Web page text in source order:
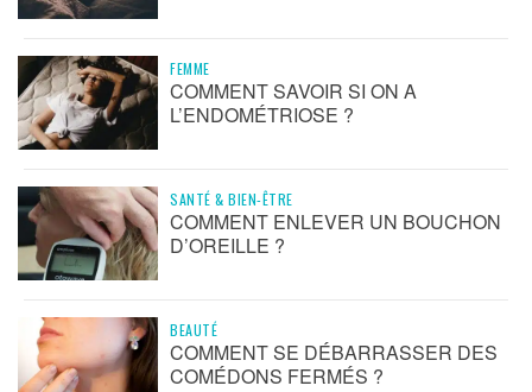
FEMME
COMMENT SAVOIR SI ON A
L’ENDOMÉTRIOSE ?
SANTÉ & BIEN-ÊTRE
COMMENT ENLEVER UN BOUCHON
D’OREILLE ?
BEAUTÉ
COMMENT SE DÉBARRASSER DES
COMÉDONS FERMÉS ?